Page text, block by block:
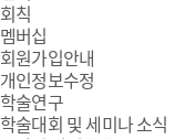
회칙
멤버십
회원가입안내
개인정보수정
학술연구
학술대회 및 세미나 소식